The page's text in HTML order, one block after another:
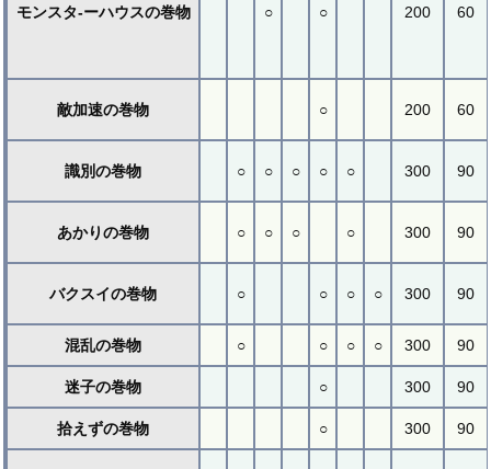
モンスタ-ーハウスの巻物 ○ ○ 200 60
敵加速の巻物 ○ 200 60
識別の巻物 ○ ○ ○ ○ ○ 300 90
あかりの巻物 ○ ○ ○ ○ 300 90
バクスイの巻物 ○ ○ ○ ○ 300 90
混乱の巻物 ○ ○ ○ ○ 300 90
迷子の巻物 ○ 300 90
拾えずの巻物 ○ 300 90